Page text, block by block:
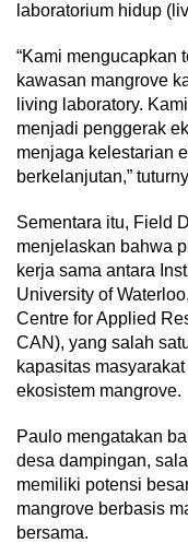
laboratorium hidup
“Kami mengucapkan
kawasan mangrove
living laboratory.
menjadi penggerak
menjaga kelestarian
berkelanjutan,”
Sementara itu, Field
menjelaskan bahwa
kerja sama antara
University of
Centre for Applied
CAN), yang salah
kapasitas
ekosistem mangrove.
Paulo mengatakan
desa dampingan,
memiliki potensi
mangrove berbasis
bersama.